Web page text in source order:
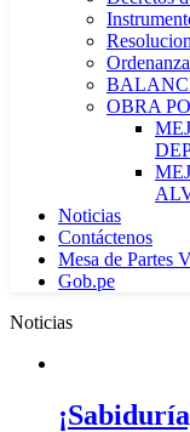
OBRA
Noticias
Contáctenos
Mesa de Partes
Gob.pe
Noticias